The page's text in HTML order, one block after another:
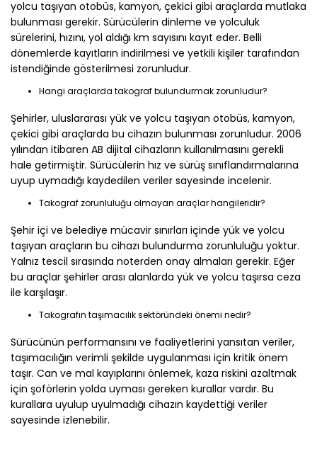
yolcu taşıyan otobüs, kamyon, çekici gibi araçlarda mutlaka
bulunması gerekir. Sürücülerin dinleme ve yolculuk
sürelerini, hızını, yol aldığı km sayısını kayıt eder. Belli
dönemlerde kayıtların indirilmesi ve yetkili kişiler tarafından
istendiğinde gösterilmesi zorunludur.
Hangi araçlarda takograf bulundurmak zorunludur?
Şehirler, uluslararası yük ve yolcu taşıyan otobüs, kamyon,
çekici gibi araçlarda bu cihazın bulunması zorunludur. 2006
yılından itibaren AB dijital cihazların kullanılmasını gerekli
hale getirmiştir. Sürücülerin hız ve sürüş sınıflandırmalarına
uyup uymadığı kaydedilen veriler sayesinde incelenir.
Takograf zorunluluğu olmayan araçlar hangileridir?
Şehir içi ve belediye mücavir sınırları içinde yük ve yolcu
taşıyan araçların bu cihazı bulundurma zorunluluğu yoktur.
Yalnız tescil sırasında noterden onay almaları gerekir. Eğer
bu araçlar şehirler arası alanlarda yük ve yolcu taşırsa ceza
ile karşılaşır.
Takografın taşımacılık sektöründeki önemi nedir?
Sürücünün performansını ve faaliyetlerini yansıtan veriler,
taşımacılığın verimli şekilde uygulanması için kritik önem
taşır. Can ve mal kayıplarını önlemek, kaza riskini azaltmak
için şoförlerin yolda uyması gereken kurallar vardır. Bu
kurallara uyulup uyulmadığı cihazın kaydettiği veriler
sayesinde izlenebilir.